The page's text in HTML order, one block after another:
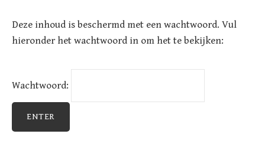
Deze inhoud is beschermd met een wachtwoord. Vul
hieronder het wachtwoord in om het te bekijken:
Wachtwoord: